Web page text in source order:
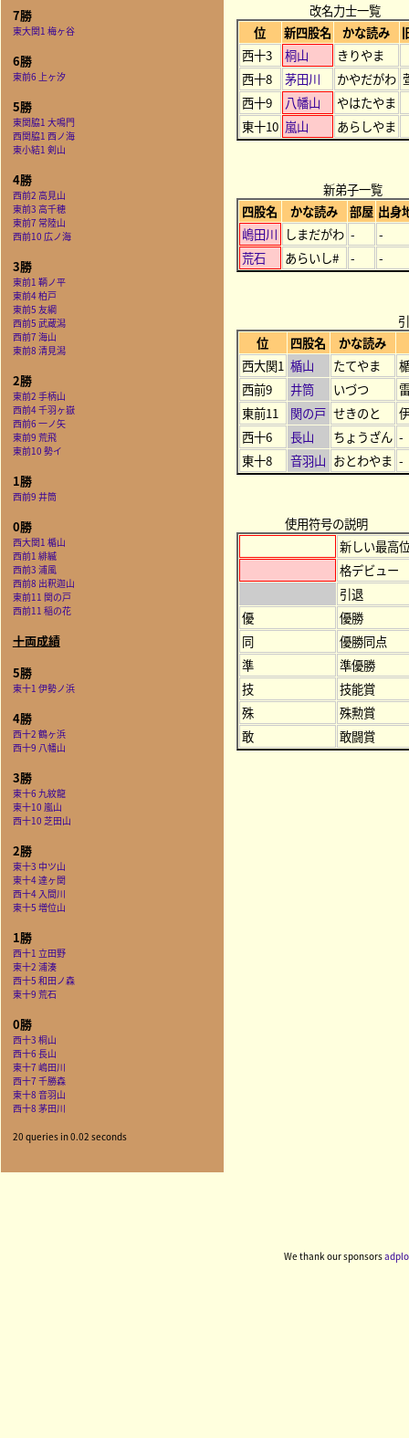
7勝
東大関1 梅ヶ谷
6勝
東前6 上ヶ汐
5勝
東関脇1 大鳴門
西関脇1 西ノ海
東小結1 剣山
4勝
西前2 高見山
東前3 高千穂
東前7 常陸山
西前10 広ノ海
3勝
東前1 鞆ノ平
東前4 柏戸
東前5 友綱
西前5 武蔵潟
西前7 海山
東前8 清見潟
2勝
東前2 手柄山
西前4 千羽ヶ嶽
西前6 一ノ矢
東前9 荒飛
東前10 勢イ
1勝
西前9 井筒
0勝
西大関1 楯山
西前1 緋縅
西前3 浦風
西前8 出釈迦山
東前11 関の戸
西前11 稲の花
十両成績
5勝
東十1 伊勢ノ浜
4勝
西十2 鶴ヶ浜
西十9 八幡山
3勝
東十6 九紋龍
東十10 嵐山
西十10 芝田山
2勝
東十3 中ツ山
東十4 達ヶ関
西十4 入間川
東十5 増位山
1勝
西十1 立田野
東十2 浦湊
西十5 和田ノ森
東十9 荒石
0勝
西十3 桐山
西十6 長山
東十7 嶋田川
西十7 千勝森
東十8 音羽山
西十8 茅田川
20 queries in 0.02 seconds
改名力士一覧
位
新四股名 かな読み
西十3
桐山
きりやま
西十8
茅田川 かやだがわ
西十9
八幡山
やはたやま
東十10 嵐山 あらしやま
新弟子一覧
四股名
かな読み 部屋 出身
嶋田川
しまだがわ -
-
荒石
あらいし# - -
位
四股名
かな読み
西大関1 楯山 たてやま
西前9
井筒 いづつ
東前11
関の戸 せきのと
西十6
長山 ちょうざん -
東十8
音羽山 おとわやま -
使用符号の説明
新しい最高
格デビュー
引退
優
優勝
同
優勝同点
準
準優勝
技
技能賞
殊
殊勲賞
敢
敢闘賞
We thank our sponsors